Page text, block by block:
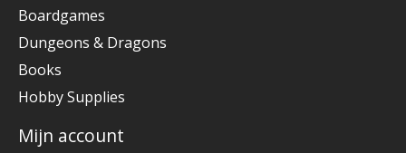
Boardgames
Dungeons & Dragons
Books
Hobby Supplies
Mijn account